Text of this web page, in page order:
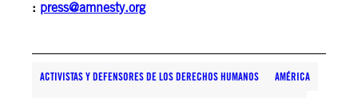
: press@amnesty.org
ACTIVISTAS Y DEFENSORES DE LOS DERECHOS HUMANOS AMÉRICA